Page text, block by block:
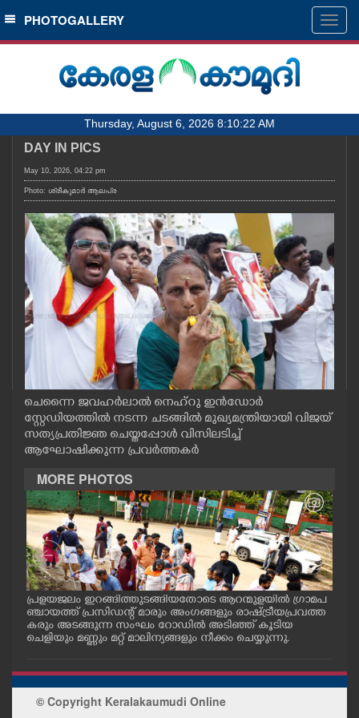
SECTIONS
HOME
NOTIFIED NEWS
KERALA
LOCAL
OBITUARY
NEWS 360
CASE DIARY
CINEMA
PHOTOS
LIFESTYLE
SPIRITUAL
ART
PHOTOGALLERY
Thursday, August 6, 2026 8:10:22 AM
DAY IN PICS
May 10, 2026, 04:22 pm
Photo: ശ്രീകുമാർ ആലപ്ര
ചെന്നൈ ജവഹർലാൽ നെഹ്റു ഇൻഡോർ
സ്റ്റേഡിയത്തിൽ നടന്ന ചടങ്ങിൽ മുഖ്യമന്ത്രിയായി വിജയ്
സത്യപ്രതിജ്ഞ ചെയ്തപ്പോൾ വിസിലടിച്ച്
ആഘോഷിക്കുന്ന പ്രവർത്തകർ
MORE PHOTOS
പ്രളയജലം ഇറങ്ങിത്തുടങ്ങിയതോടെ ആറന്മുളയിൽ ഗ്രാമപ
ഞ്ചായത്ത് പ്രസിഡന്റ് മാരും അംഗങ്ങളും രാഷ്ട്രീയപ്രവത്ത
കരും അടങ്ങുന്ന സംഘം റോഡിൽ അടിഞ്ഞ് കൂടിയ
ചെളിയും മണ്ണും മറ്റ് മാലിന്യങ്ങളും നീക്കം ചെയ്യുന്നു.
© Copyright Keralakaumudi Online